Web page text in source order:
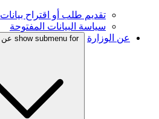
تقديم طلب أو اقتراح بيانات
سياسة البيانات المفتوحة
عن الوزارة
show submenu for عن الوزارة